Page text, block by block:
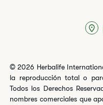
© 2026 Herbalife
la reproducción total o
Todos los Derechos
nombres comerciales que